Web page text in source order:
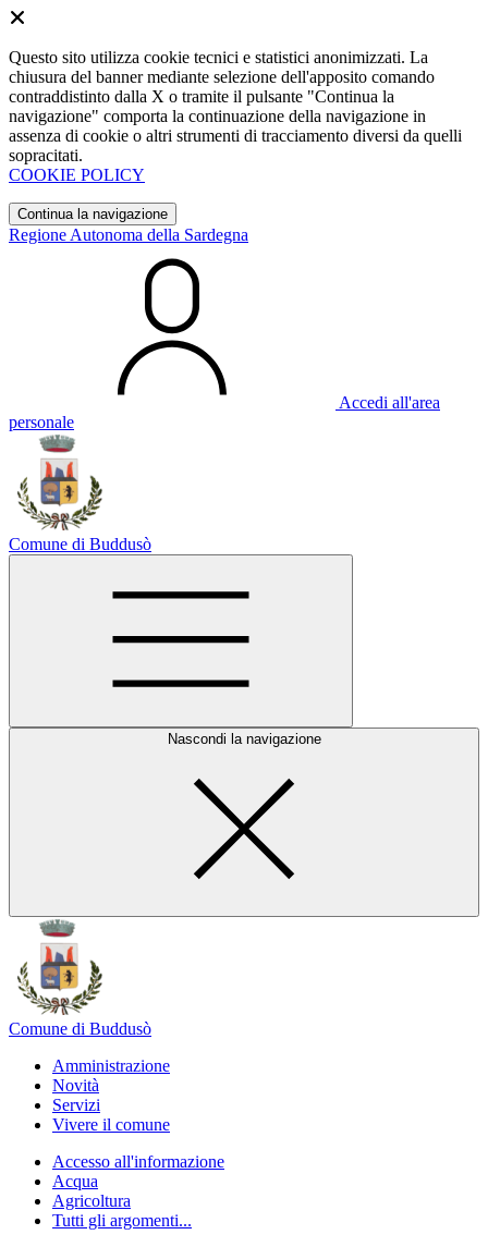
Questo sito utilizza cookie tecnici e statistici anonimizzati. La
chiusura del banner mediante selezione dell'apposito comando
contraddistinto dalla X o tramite il pulsante "Continua la
navigazione" comporta la continuazione della navigazione in
assenza di cookie o altri strumenti di tracciamento diversi da quelli
sopracitati.
COOKIE POLICY
Continua la navigazione
Regione Autonoma della Sardegna
Accedi all'area
personale
Comune di Buddusò
Nascondi la navigazione
Comune di Buddusò
Amministrazione
Novità
Servizi
Vivere il comune
Accesso all'informazione
Acqua
Agricoltura
Tutti gli argomenti...